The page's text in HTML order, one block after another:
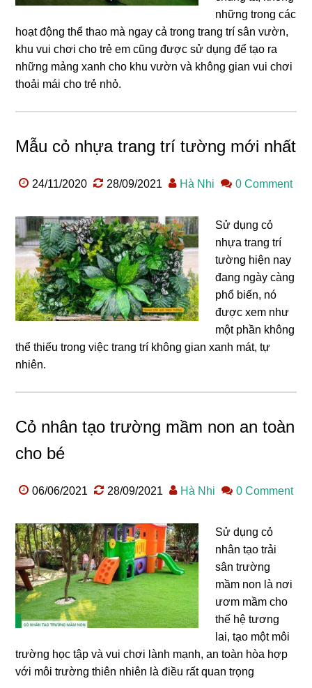
những trong các
hoạt động thể thao mà ngay cả trong trang trí sân vườn,
khu vui chơi cho trẻ em cũng được sử dụng để tạo ra
những mảng xanh cho khu vườn và không gian vui chơi
thoải mái cho trẻ nhỏ.
Mẫu cỏ nhựa trang trí tường mới nhất
24/11/2020 28/09/2021 Hà Nhi 0 Comment
Sử dụng cỏ
nhựa trang trí
tường hiện nay
đang ngày càng
phổ biến, nó
được xem như
một phần không
thể thiếu trong việc trang trí không gian xanh mát, tự
nhiên.
Cỏ nhân tạo trường mầm non an toàn
cho bé
06/06/2021 28/09/2021 Hà Nhi 0 Comment
Sử dụng cỏ
nhân tạo trải
sân trường
mầm non là nơi
ươm mầm cho
thế hệ tương
lai, tạo một môi
trường học tập và vui chơi lành mạnh, an toàn hòa hợp
với môi trường thiên nhiên là điều rất quan trọng